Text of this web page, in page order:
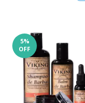
5%
OFF